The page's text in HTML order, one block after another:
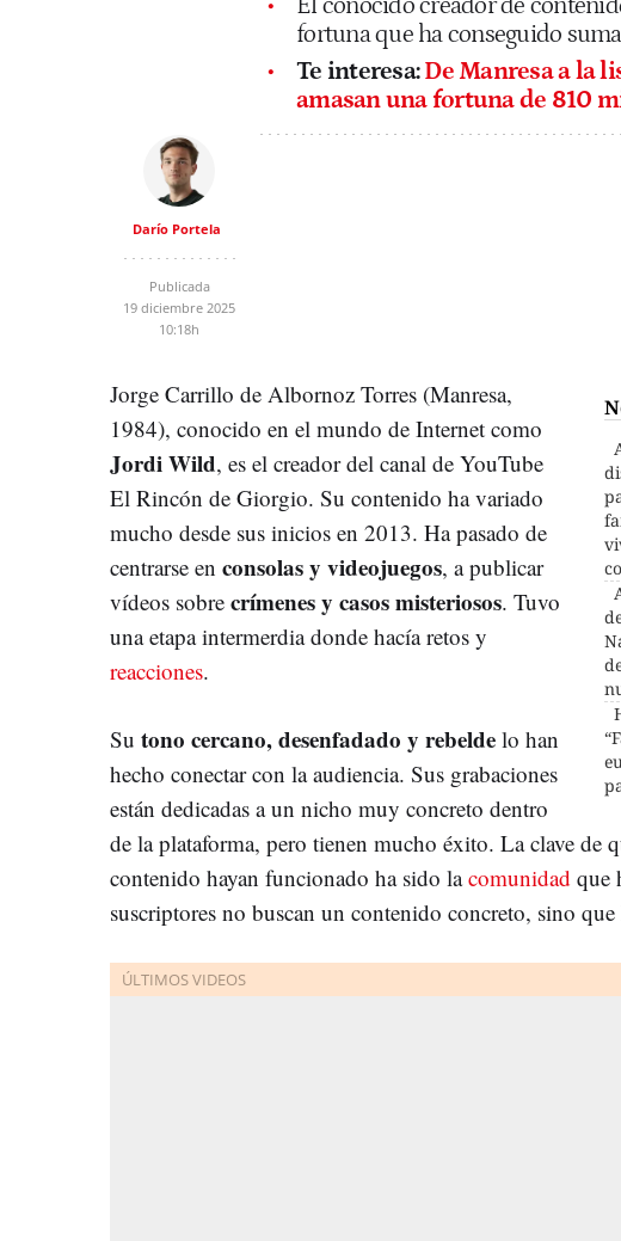
fortuna que ha conseguido
Te interesa:De Manresa a la
amasan una fortuna de 810
Darío Portela
Publicada
19 diciembre 2025
10:18h
Jorge Carrillo de Albornoz Torres (Manresa,
1984), conocido en el mundo de Internet como
Jordi Wild, es el creador del canal de YouTube
El Rincón de Giorgio. Su contenido ha variado
mucho desde sus inicios en 2013. Ha pasado de
centrarse en consolas y videojuegos, a publicar
vídeos sobre crímenes y casos misteriosos. Tuvo
una etapa intermerdia donde hacía retos y
reacciones.
Su tono cercano, desenfadado y rebelde lo han
hecho conectar con la audiencia. Sus grabaciones
están dedicadas a un nicho muy concreto dentro
de la plataforma, pero tienen mucho éxito. La clave de
contenido hayan funcionado ha sido lacomunidad que
suscriptores no buscan un contenido concreto, sino que